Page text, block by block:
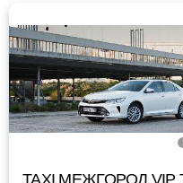
TAXI МЕЖГОРОД VIP